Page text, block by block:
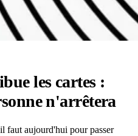
les cartes :
n'arrêtera
faut aujourd'hui pour passer